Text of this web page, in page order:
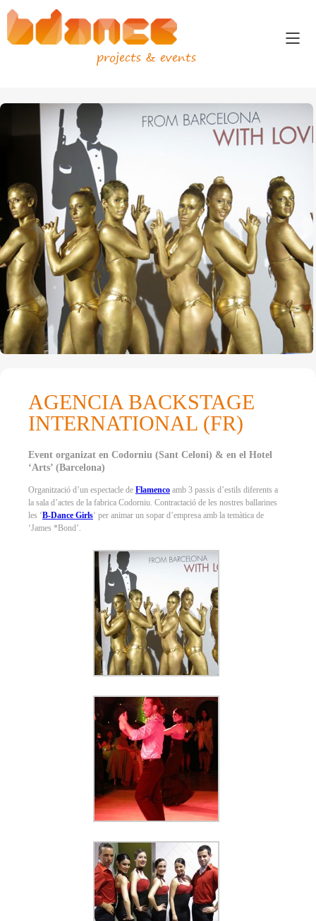
projects & events
AGENCIA BACKSTAGE
INTERNATIONAL (FR)
Event organizat en Codorniu (Sant Celoni) & en el Hotel
‘Arts’ (Barcelona)
Organització d’un espectacle de Flamenco amb 3 passis d’estils diferents a
la sala d’actes de la fabrica Codorniu. Contractació de les nostres ballarines
les ‘B-Dance Girls‘ per animar un sopar d’empresa amb la temàtica de
‘James *Bond’.